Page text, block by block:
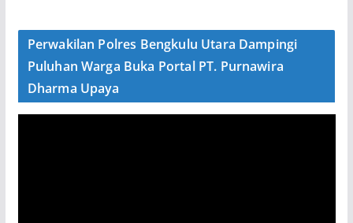
Perwakilan Polres Bengkulu Utara Dampingi
Puluhan Warga Buka Portal PT. Purnawira
Dharma Upaya